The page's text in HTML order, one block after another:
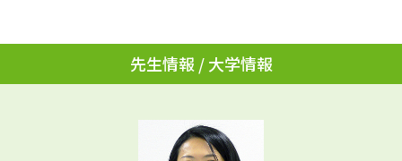
訂正のご案内
先生情報 / 大学情報